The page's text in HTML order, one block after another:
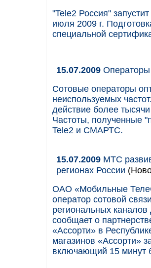
"Tele2 Россия"
июля 2009 г.
специальной
15.07.2009
Сотовые операторы
неиспользуемых
действие более
Частоты, полученные
Tele2 и СМАРТС.
15.07.2009 МТС
регионах России
ОАО «Мобильные
оператор сотовой
региональных
сообщает о
«Ассорти» в
магазинов «Ассорти»
включающий 15 минут